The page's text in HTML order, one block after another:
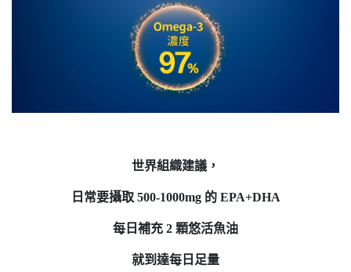
世界組織建議，
日常要攝取 500-1000mg 的 EPA+DHA
每日補充 2 顆悠活魚油
就到達每日足量